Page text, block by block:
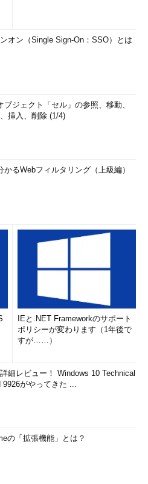
オン（Single Sign-On：SSO）とは
ブジェクト「セル」の参照、移動、
挿入、削除 (1/4)
かるWebフィルタリング（上級編）
IEと.NET Frameworkのサポート
ポリシーが変わります（1年後で
すが……）
細レビュー！ Windows 10 Technical
9926がやってきた ...
の「拡張機能」とは？